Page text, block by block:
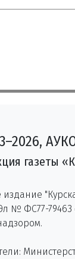
газеты
издание
№ ФС77-